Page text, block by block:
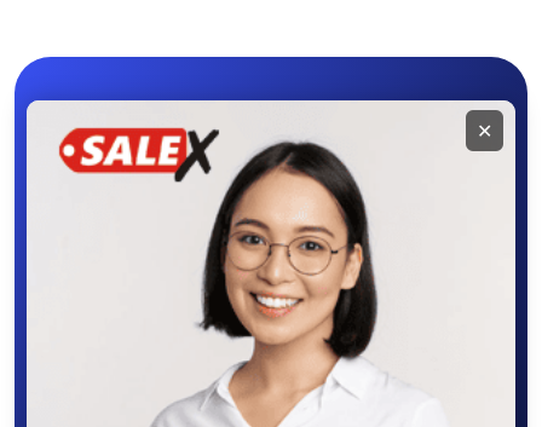
Мобильное
приложение
Скачайте приложение в Google Play –
крутите колесо фортуны, выигрывайте
бонусы, удобно ищите и размещайте
объявления - все это в нашем мобильном
приложении SALEX!
✕